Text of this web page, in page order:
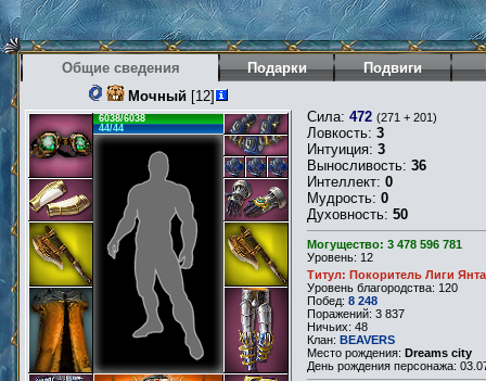
Общие сведения Подарки Подвиги
Мочный [12]
6038/6038
44/44
Сила: 472 (271 + 201)
Ловкость: 3
Интуиция: 3
Выносливость: 36
Интеллект: 0
Мудрость: 0
Духовность: 50
Могущество: 3 478 596 781
Уровень: 12
Титул: Покоритель Лиги
Уровень благородства: 120
Побед: 8 248
Поражений: 3 837
Ничьих: 48
Клан: BEAVERS
Место рождения: Dreams city
День рождения персонажа: